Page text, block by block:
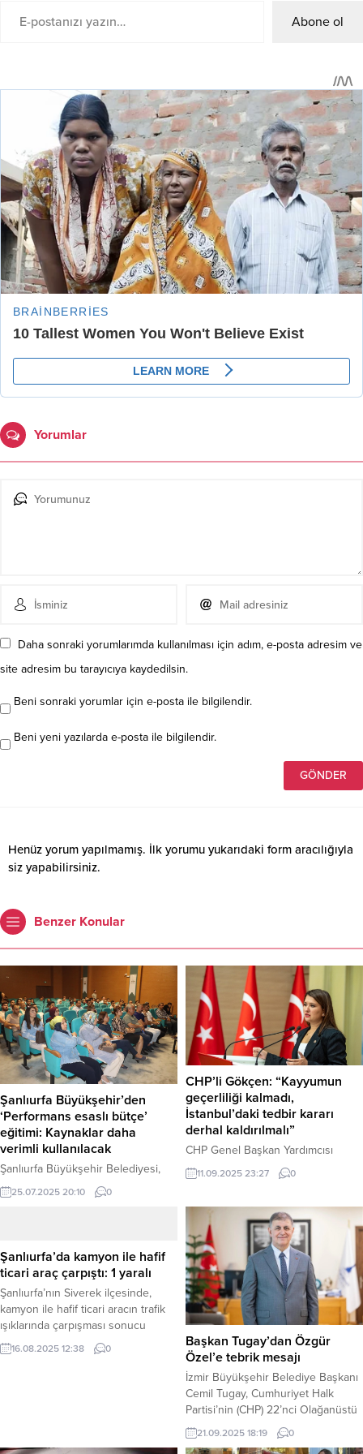
Abone ol
Yorumlar
Daha sonraki yorumlarımda kullanılması için adım, e-posta adresim ve
site adresim bu tarayıcıya kaydedilsin.
Beni sonraki yorumlar için e-posta ile bilgilendir.
Beni yeni yazılarda e-posta ile bilgilendir.
Henüz yorum yapılmamış. İlk yorumu yukarıdaki form aracılığıyla
siz yapabilirsiniz.
Benzer Konular
Şanlıurfa Büyükşehir’den
‘Performans esaslı bütçe’
eğitimi: Kaynaklar daha
verimli kullanılacak
Şanlıurfa Büyükşehir Belediyesi,
2026 mali yılı bütçe hazırlıkları
kapsamında önemli bir adım atarak,
düzenledi. Eğitimin ana hedefi,
kamu kaynaklarının daha etkin,
verimli ve sonuç odaklı
kullanılmasını sağlamak olarak
belirlendi. Şanlıurfa Büyükşehir
Belediyesi Mali Hizmetler Dairesi
Başkanlığı, yaklaşan 2026 mali yılı
25.07.2025 20:10 0
CHP’li Gökçen: “Kayyumun
geçerliliği kalmadı,
İstanbul’daki tedbir kararı
derhal kaldırılmalı”
CHP Genel Başkan Yardımcısı
Gökçe Gökçen, partisinin İstanbul İl
Kongresi’nin iptali davasının
kararının hukuki dayanağının
kalmadığını belirterek, “Şimdi
İstanbul’daki tedbir kararının artık
bir an önce kaldırılmasını ve bu
mahkeme kararının uygulanmasını
bekliyoruz,” dedi. Ankara, 11 Eylül
2025 – Ankara 3. Asliye Hukuk
Mahkemesi’nin, CHP İstanbul İl
Kongresi’nin...
11.09.2025 23:27 0
Şanlıurfa’da kamyon ile hafif
ticari araç çarpıştı: 1 yaralı
Şanlıurfa’nın Siverek ilçesinde,
kamyon ile hafif ticari aracın trafik
ışıklarında çarpışması sonucu
meydana gelen kazada 1 kişi
yaralandı. Haber Merkezi – Kaza,
16.08.2025 12:38 0
Başkan Tugay’dan Özgür
Özel’e tebrik mesajı
İzmir Büyükşehir Belediye Başkanı
Cemil Tugay, Cumhuriyet Halk
Partisi’nin (CHP) 22’nci Olağanüstü
Kurultayı’nda yeniden Genel
Başkan seçilen Özgür Özel’i tebrik
21.09.2025 18:19 0